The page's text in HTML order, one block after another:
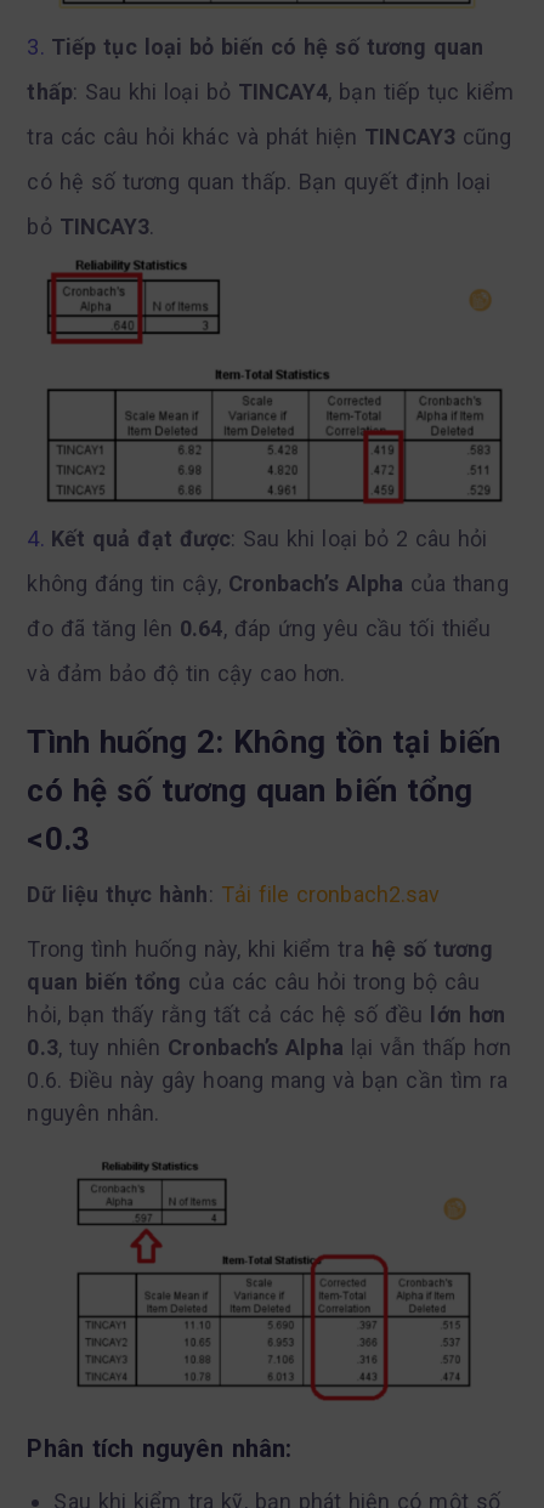
Tiếp tục loại bỏ biến có hệ số tương quan
thấp: Sau khi loại bỏ TINCAY4, bạn tiếp tục kiểm
tra các câu hỏi khác và phát hiện TINCAY3 cũng
có hệ số tương quan thấp. Bạn quyết định loại
bỏ TINCAY3.
Kết quả đạt được: Sau khi loại bỏ 2 câu hỏi
không đáng tin cậy, Cronbach’s Alpha của thang
đo đã tăng lên 0.64, đáp ứng yêu cầu tối thiểu
và đảm bảo độ tin cậy cao hơn.
Tình huống 2: Không tồn tại biến
có hệ số tương quan biến tổng
<0.3
Dữ liệu thực hành: Tải file cronbach2.sav
Trong tình huống này, khi kiểm tra hệ số tương
quan biến tổng của các câu hỏi trong bộ câu
hỏi, bạn thấy rằng tất cả các hệ số đều lớn hơn
0.3, tuy nhiên Cronbach’s Alpha lại vẫn thấp hơn
0.6. Điều này gây hoang mang và bạn cần tìm ra
nguyên nhân.
Phân tích nguyên nhân:
Sau khi kiểm tra kỹ, bạn phát hiện có một số